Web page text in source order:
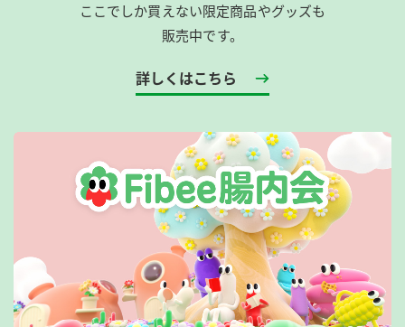
ここでしか買えない限定商品やグッズも
販売中です。
詳しくはこちら